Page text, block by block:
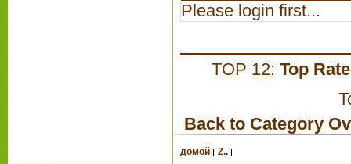
Please login first...
TOP 12: Top
Back to Category
домой Z..